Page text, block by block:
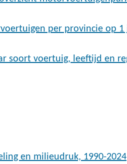
per provincie op 1
soort voertuig, leeftijd en
en milieudruk, 1990-2024